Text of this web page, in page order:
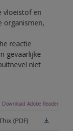
vloeistof en
organismen,
reactie
gevaarlijke
niet
Download Adobe Reader
(PDF)